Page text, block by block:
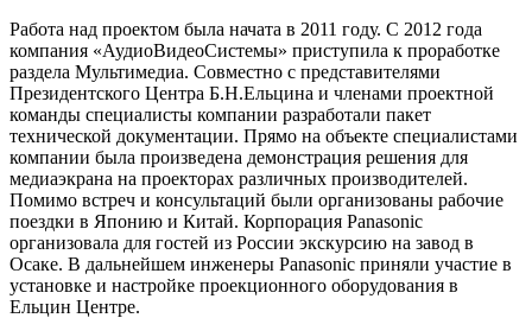
Работа над проектом была начата в 2011 году. С 2012 года
компания «АудиоВидеоСистемы» приступила к проработке
раздела Мультимедиа. Совместно с представителями
Президентского Центра Б.Н.Ельцина и членами проектной
команды специалисты компании разработали пакет
технической документации. Прямо на объекте специалистами
компании была произведена демонстрация решения для
медиаэкрана на проекторах различных производителей.
Помимо встреч и консультаций были организованы рабочие
поездки в Японию и Китай. Корпорация Panasonic
организовала для гостей из России экскурсию на завод в
Осаке. В дальнейшем инженеры Panasonic приняли участие в
установке и настройке проекционного оборудования в
Ельцин Центре.